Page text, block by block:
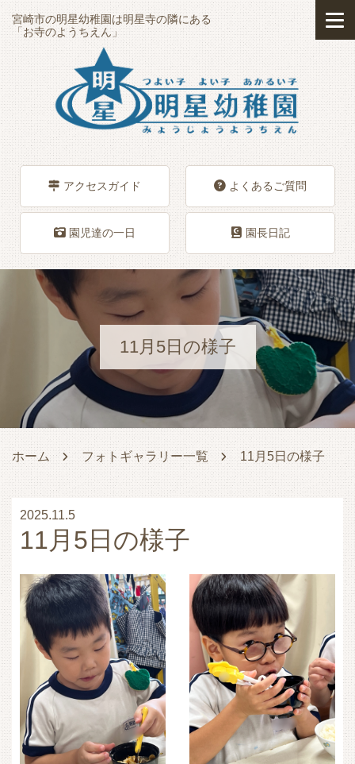
宮崎市の明星幼稚園は明星寺の隣にある
「お寺のようちえん」
アクセスガイド よくあるご質問
園児達の一日 園長日記
11月5日の様子
ホーム フォトギャラリー一覧 11月5日の様子
2025.11.5
11月5日の様子